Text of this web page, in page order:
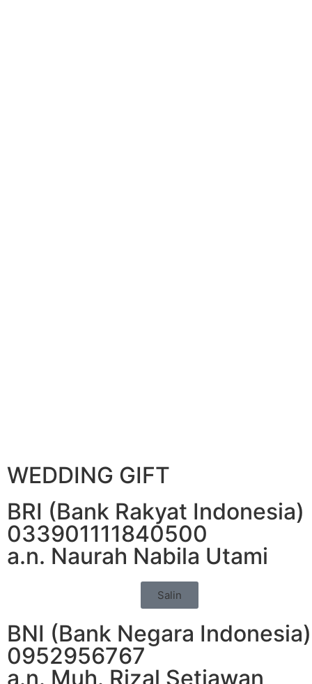
WEDDING GIFT
BRI (Bank Rakyat Indonesia)
033901111840500
a.n. Naurah Nabila Utami
Salin
BNI (Bank Negara Indonesia)
0952956767
a.n. Muh. Rizal Setiawan